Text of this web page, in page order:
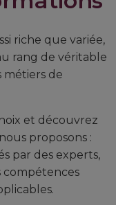
riche que variée,
rang de véritable
métiers de
et découvrez
proposons :
par des experts,